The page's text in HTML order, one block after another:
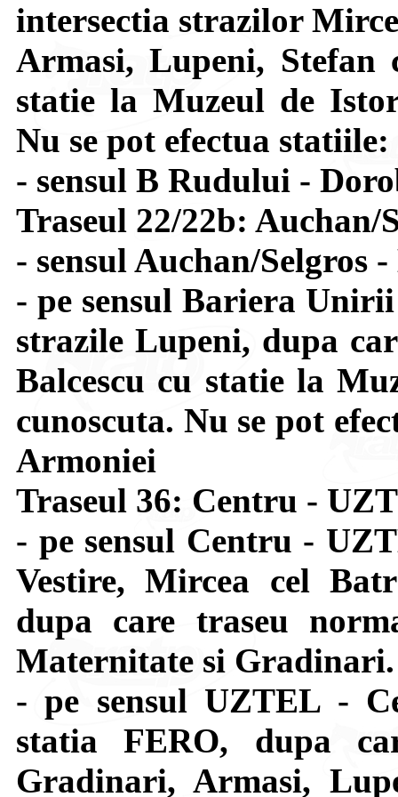
intersectia strazilor
Armasi, Lupeni, Stefan
statie la Muzeul de
Nu se pot efectua
- sensul B Rudului -
Traseul 22/22b:
- sensul Auchan/Selgros
- pe sensul Bariera
strazile Lupeni, dupa
Balcescu cu statie la
cunoscuta. Nu se pot
Armoniei
Traseul 36: Centru -
- pe sensul Centru -
Vestire, Mircea cel
dupa care traseu
Maternitate si Gradinari.
- pe sensul UZTEL -
statia FERO, dupa
Gradinari, Armasi,